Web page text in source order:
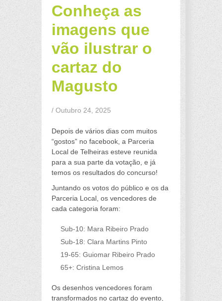
Conheça as
imagens que
vão ilustrar o
cartaz do
Magusto
/ Outubro 24, 2025
Depois de vários dias com muitos
“gostos” no facebook, a Parceria
Local de Telheiras esteve reunida
para a sua parte da votação, e já
temos os resultados do concurso!
Juntando os votos do público e os da
Parceria Local, os vencedores de
cada categoria foram:
Sub-10: Mara Ribeiro Prado
Sub-18: Clara Martins Pinto
19-65: Guiomar Ribeiro Prado
65+: Cristina Lemos
Os desenhos vencedores foram
transformados no cartaz do evento,